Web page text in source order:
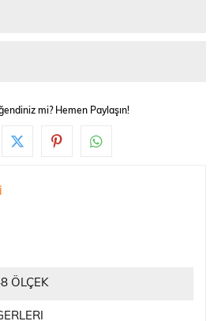
mi? Hemen Paylaşın!
ÖLÇEK